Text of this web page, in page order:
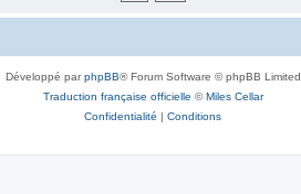
Développé parphpBB® Forum Software © phpBB Limited
Traduction française officielle ©Miles Cellar
Confidentialité | Conditions